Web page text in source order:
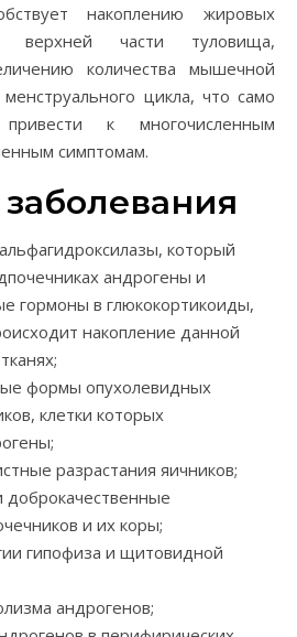
накоплению жировых
части туловища,
количества мышечной
цикла, что само
к многочисленным
симптомам.
который
андрогены и
гормоны в глюкокортикоиды,
накопление данной
формы опухолевидных
клетки которых
разрастания яичников;
доброкачественные
и их коры;
гипофиза и щитовидной
андрогенов;